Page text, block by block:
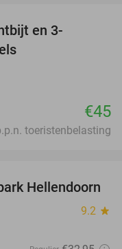
en 3-
€45
toeristenbelasting
41%
Hellendoorn
9.2 star